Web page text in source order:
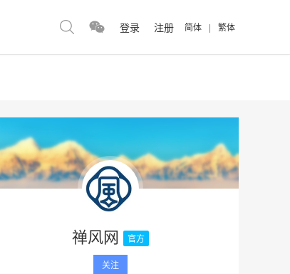
登录 注册 简体 | 繁体
禅风网 官方
关注